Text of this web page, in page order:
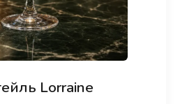
Lorraine